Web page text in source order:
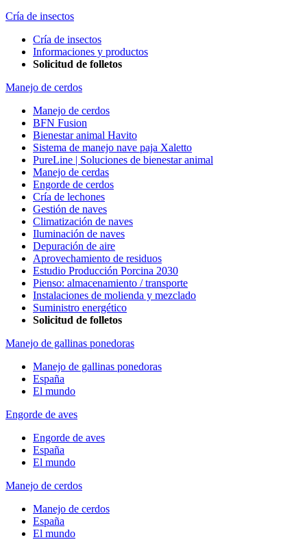
Cría de insectos
Cría de insectos
Informaciones y productos
Solicitud de folletos
Manejo de cerdos
Manejo de cerdos
BFN Fusion
Bienestar animal Havito
Sistema de manejo nave paja Xaletto
PureLine | Soluciones de bienestar animal
Manejo de cerdas
Engorde de cerdos
Cría de lechones
Gestión de naves
Climatización de naves
Iluminación de naves
Depuración de aire
Aprovechamiento de residuos
Estudio Producción Porcina 2030
Pienso: almacenamiento / transporte
Instalaciones de molienda y mezclado
Suministro energético
Solicitud de folletos
Manejo de gallinas ponedoras
Manejo de gallinas ponedoras
España
El mundo
Engorde de aves
Engorde de aves
España
El mundo
Manejo de cerdos
Manejo de cerdos
España
El mundo